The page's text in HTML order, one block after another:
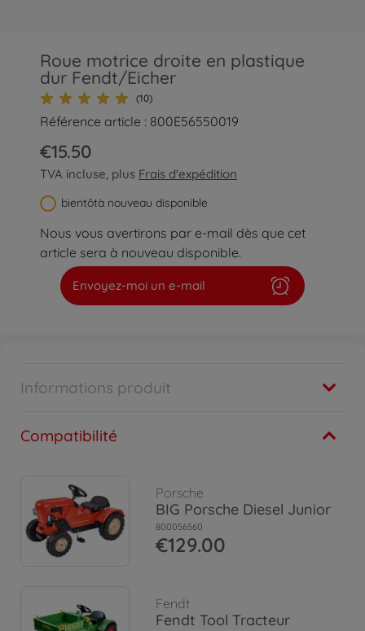
Roue motrice droite en plastique
dur Fendt/Eicher
(10)
Référence article : 800E56550019
€15.50
TVA incluse, plus Frais d'expédition
bientôtà nouveau disponible
Nous vous avertirons par e-mail dès que cet
article sera à nouveau disponible.
Envoyez-moi un e-mail
Informations produit
Compatibilité
Porsche
BIG Porsche Diesel Junior
800056560
€129.00
Fendt
Fendt Tool Tracteur